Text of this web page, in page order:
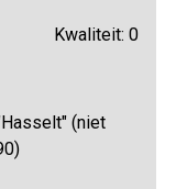
Kwaliteit: 0
(niet